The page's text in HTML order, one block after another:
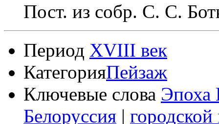
Пост. из собр. С. С.
Период XVIII век
КатегорияПейзаж
Ключевые слова Эпоха
Белоруссия |